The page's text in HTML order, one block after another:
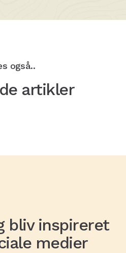
også..
artikler
bliv inspireret
medier